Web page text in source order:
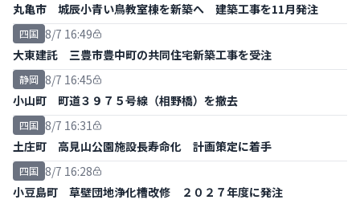
丸亀市 城辰小青い鳥教室棟を新築へ 建築工事を11月発注
四国 8/7 16:49
大東建託 三豊市豊中町の共同住宅新築工事を受注
静岡 8/7 16:45
小山町 町道３９７５号線（相野橋）を撤去
四国 8/7 16:31
土庄町 高見山公園施設長寿命化 計画策定に着手
四国 8/7 16:28
小豆島町 草壁団地浄化槽改修 ２０２７年度に発注